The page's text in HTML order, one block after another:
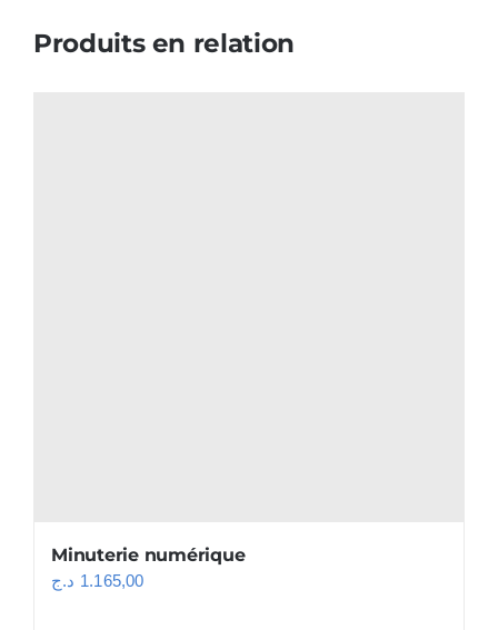
Produits en relation
Minuterie numérique
1.165,00 د.ج